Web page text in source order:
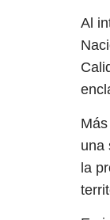
Al
una
la